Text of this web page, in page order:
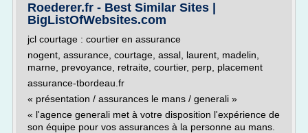
Roederer.fr - Best Similar Sites |
BigListOfWebsites.com
jcl courtage : courtier en assurance
nogent, assurance, courtage, assal, laurent, madelin,
marne, prevoyance, retraite, courtier, perp, placement
assurance-tbordeau.fr
« présentation / assurances le mans / generali »
« l'agence generali met à votre disposition l'expérience de
son équipe pour vos assurances à la personne au mans.